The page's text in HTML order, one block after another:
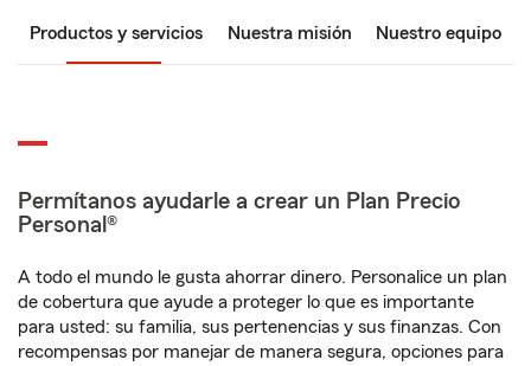
Productos y servicios Nuestra misión Nuestro equipo
Permítanos ayudarle a crear un Plan Precio
Personal®
A todo el mundo le gusta ahorrar dinero. Personalice un plan
de cobertura que ayude a proteger lo que es importante
para usted: su familia, sus pertenencias y sus finanzas. Con
recompensas por manejar de manera segura, opciones para